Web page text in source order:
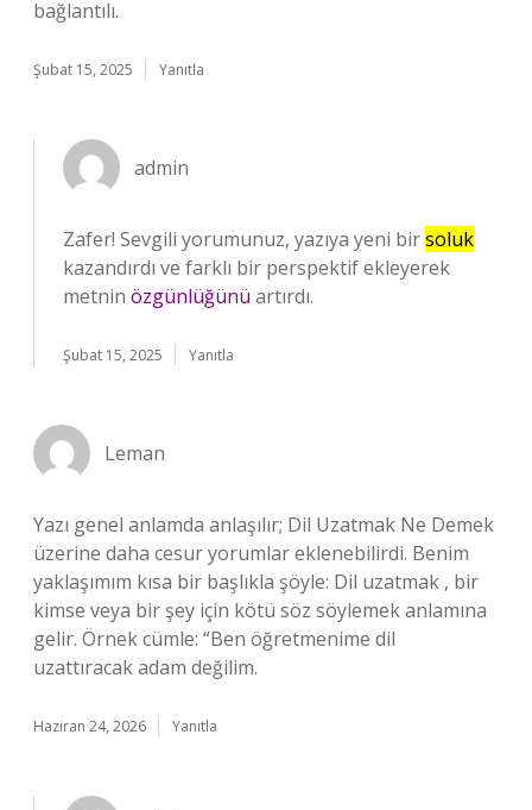
bağlantılı.
Şubat 15, 2025 Yanıtla
admin
Zafer! Sevgili yorumunuz, yazıya yeni birsoluk
kazandırdı ve farklı bir perspektif ekleyerek
metnin özgünlüğünü artırdı.
Şubat 15, 2025 Yanıtla
Leman
Yazı genel anlamda anlaşılır; Dil Uzatmak Ne Demek
üzerine daha cesur yorumlar eklenebilirdi. Benim
yaklaşımım kısa bir başlıkla şöyle: Dil uzatmak , bir
kimse veya bir şey için kötü söz söylemek anlamına
gelir. Örnek cümle: “Ben öğretmenime dil
uzattıracak adam değilim.
Haziran 24, 2026 Yanıtla